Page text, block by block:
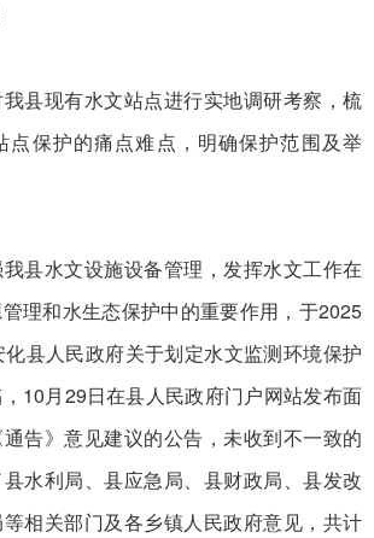
现有水文站点进行实地调研考察，梳
点保护的痛点难点，明确保护范围及举
水文设施设备管理，发挥水文工作在
理和水生态保护中的重要作用，于2025
县人民政府关于划定水文监测环境保护
10月29日在县人民政府门户网站发布面
告》意见建议的公告，未收到不一致的
水利局、县应急局、县财政局、县发改
相关部门及各乡镇人民政府意见，共计